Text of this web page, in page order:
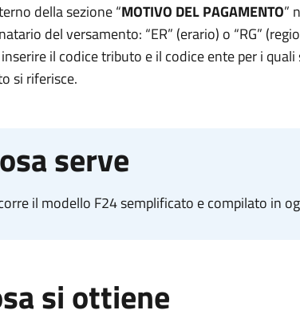
della sezione “MOTIVO DEL PAGAMENTO”
del versamento: “ER” (erario) o “RG”
il codice tributo e il codice ente per i
si riferisce.
serve
il modello F24 semplificato e compilato in
si ottiene